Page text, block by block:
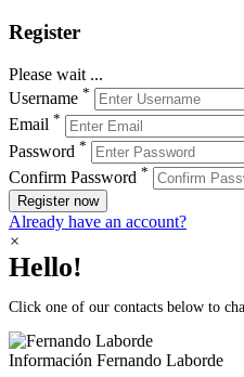
Register
Please wait ...
Username *
Email *
Password *
Confirm Password *
Register now
Already have an account?
×
Hello!
Click one of our contacts below to
Información Fernando Laborde